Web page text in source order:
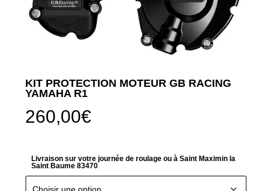
KIT PROTECTION MOTEUR GB RACING
YAMAHA R1
260,00€
Livraison sur votre journée de roulage ou à Saint Maximin la
Saint Baume 83470